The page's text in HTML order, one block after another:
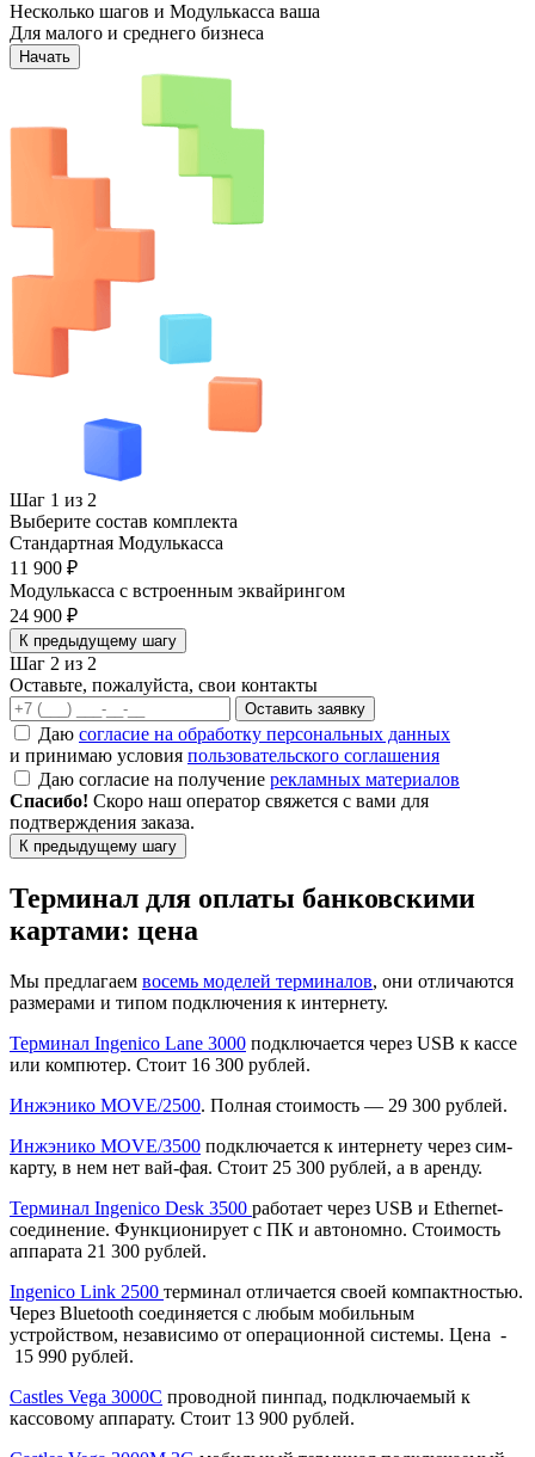
Несколько шагов и Модулькасса ваша
Для малого и среднего бизнеса
Начать
Шаг 1 из 2
Выберите состав комплекта
Стандартная Модулькасса
11 900 ₽
Модулькасса с встроенным эквайрингом
24 900 ₽
К предыдущему шагу
Шаг 2 из 2
Оставьте, пожалуйста, свои контакты
Оставить заявку
Даю согласие на обработку персональных данных
и принимаю условия пользовательского соглашения
Даю согласие на получение рекламных материалов
Спасибо! Скоро наш оператор свяжется с вами для
подтверждения заказа.
К предыдущему шагу
Терминал для оплаты банковскими
картами: цена
Мы предлагаем восемь моделей терминалов, они отличаются
размерами и типом подключения к интернету.
Терминал Ingenico Lane 3000 подключается через USB к кассе
или компютер. Стоит 16 300 рублей.
Инжэнико MOVE/2500. Полная стоимость — 29 300 рублей.
Инжэнико MOVE/3500 подключается к интернету через сим-
карту, в нем нет вай-фая. Стоит 25 300 рублей, а в аренду.
Терминал Ingenico Desk 3500 работает через USB и Ethernet-
соединение. Функционирует с ПК и автономно. Стоимость
аппарата 21 300 рублей.
Ingenico Link 2500 терминал отличается своей компактностью.
Через Bluetooth соединяется с любым мобильным
устройством, независимо от операционной системы. Цена -
15 990 рублей.
Castles Vega 3000C проводной пинпад, подключаемый к
кассовому аппарату. Стоит 13 900 рублей.